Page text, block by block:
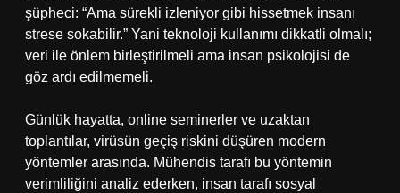
şüpheci: “Ama sürekli izleniyor gibi hissetmek insanı
strese sokabilir.” Yani teknoloji kullanımı dikkatli olmalı;
veri ile önlem birleştirilmeli ama insan psikolojisi de
göz ardı edilmemeli.
Günlük hayatta, online seminerler ve uzaktan
toplantılar, virüsün geçiş riskini düşüren modern
yöntemler arasında. Mühendis tarafı bu yöntemin
verimliliğini analiz ederken, insan tarafı sosyal